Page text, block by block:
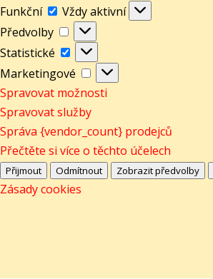
Funkční
Funkční
Vždy aktivní
Předvolby
Předvolby
Statistické
Statistické
Marketingové
Marketingové
Spravovat možnosti
Spravovat služby
Správa {vendor_count} prodejců
Přečtěte si více o těchto účelech
Přijmout Odmítnout Zobrazit předvolby
Zásady cookies